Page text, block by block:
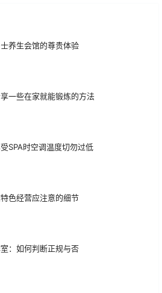
养生会馆的尊贵体验
一些在家就能锻炼的方法
SPA时空调温度切勿过低
色经营应注意的细节
：如何判断正规与否